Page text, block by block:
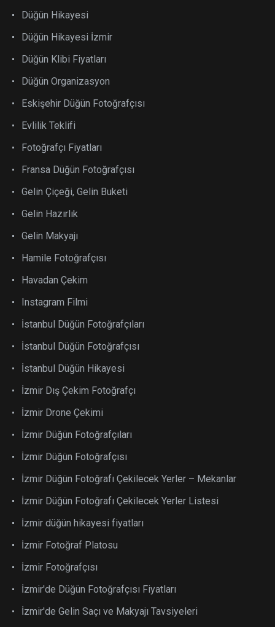
Düğün Hikayesi
Düğün Hikayesi İzmir
Düğün Klibi Fiyatları
Düğün Organizasyon
Eskişehir Düğün Fotoğrafçısı
Evlilik Teklifi
Fotoğrafçı Fiyatları
Fransa Düğün Fotoğrafçısı
Gelin Çiçeği, Gelin Buketi
Gelin Hazırlık
Gelin Makyajı
Hamile Fotoğrafçısı
Havadan Çekim
Instagram Filmi
İstanbul Düğün Fotoğrafçıları
İstanbul Düğün Fotoğrafçısı
İstanbul Düğün Hikayesi
İzmir Dış Çekim Fotoğrafçı
İzmir Drone Çekimi
İzmir Düğün Fotoğrafçıları
İzmir Düğün Fotoğrafçısı
İzmir Düğün Fotoğrafı Çekilecek Yerler – Mekanlar
İzmir Düğün Fotoğrafı Çekilecek Yerler Listesi
İzmir düğün hikayesi fiyatları
İzmir Fotoğraf Platosu
İzmir Fotoğrafçısı
İzmir'de Düğün Fotoğrafçısı Fiyatları
İzmir'de Gelin Saçı ve Makyajı Tavsiyeleri